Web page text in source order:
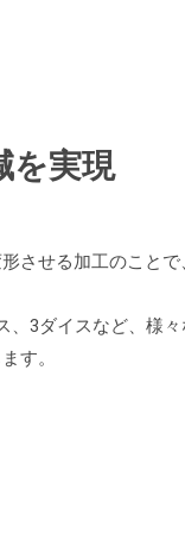
を実現
させる加工のこと
3ダイスなど、様
す。